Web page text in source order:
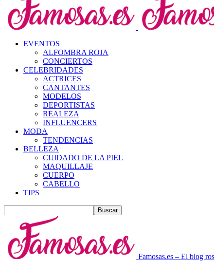
EVENTOS
ALFOMBRA ROJA
CONCIERTOS
CELEBRIDADES
ACTRICES
CANTANTES
MODELOS
DEPORTISTAS
REALEZA
INFLUENCERS
MODA
TENDENCIAS
BELLEZA
CUIDADO DE LA PIEL
MAQUILLAJE
CUERPO
CABELLO
TIPS
Famosas.es – El blog